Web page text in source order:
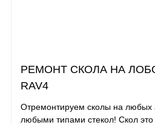
РЕМОНТ СКОЛА НА
RAV4
Отремонтируем сколы на любых
любыми типами стекол! Скол